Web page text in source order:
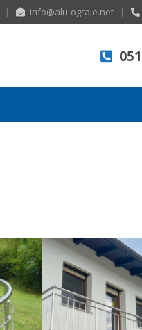
| info@alu-ograje.net |